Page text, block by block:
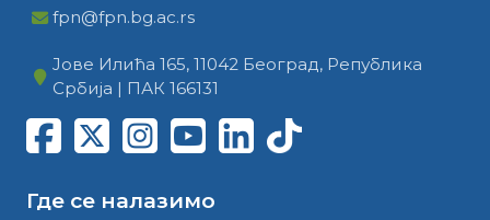
fpn@fpn.bg.ac.rs
Јове Илића 165, 11042 Београд, Република
Србија | ПАК 166131
Где се налазимо